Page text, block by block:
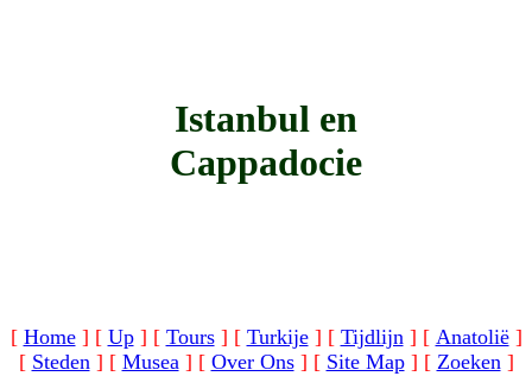
Istanbul en
Cappadocie
[ Home] [ Up] [ Tours] [ Turkije] [ Tijdlijn] [ Anatolië]
[ Steden] [ Musea] [ Over Ons] [ Site Map] [ Zoeken]